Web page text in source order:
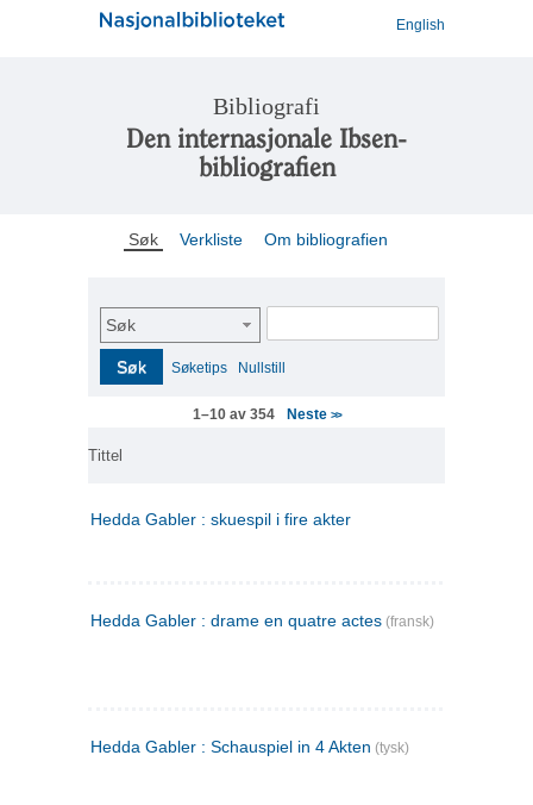
English
Bibliografi
Den internasjonale Ibsen-
bibliografien
Søk Verkliste Om bibliografien
Søk
Søk Søketips Nullstill
1–10 av 354 Neste >>
Tittel
Hedda Gabler : skuespil i fire akter
Hedda Gabler : drame en quatre actes (fransk)
Hedda Gabler : Schauspiel in 4 Akten (tysk)